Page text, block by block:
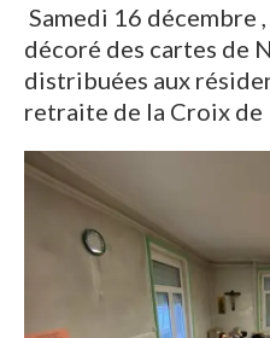
Samedi 16 décembre
décoré des cartes de
distribuées aux
retraite de la Croix de